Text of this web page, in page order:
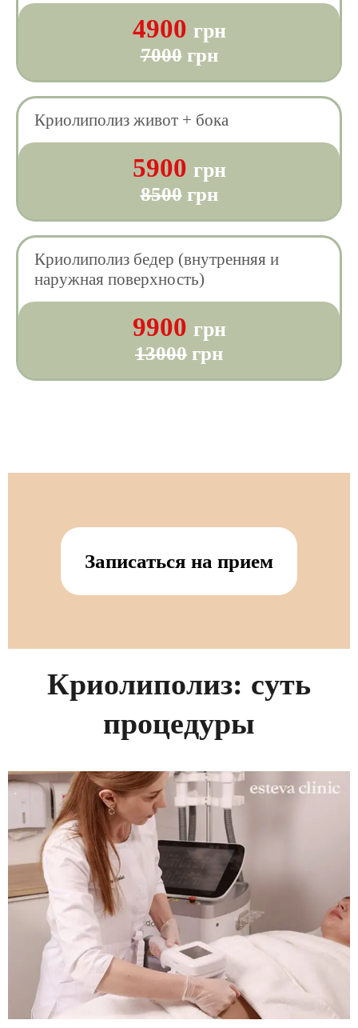
4900 грн
7000грн
Криолиполиз живот + бока
5900 грн
8500грн
Криолиполиз бедер (внутренняя и
наружная поверхность)
9900 грн
13000 грн
Записаться на прием
Криолиполиз: суть
процедуры